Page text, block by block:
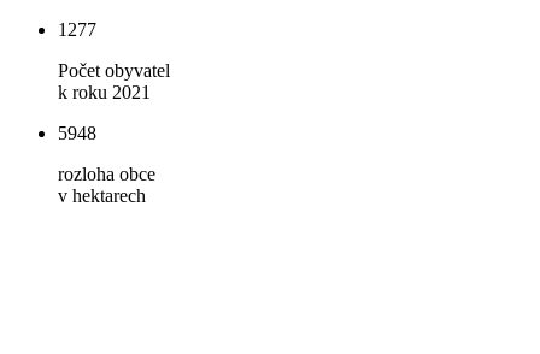
1277
Počet obyvatel
k roku 2021
5948
rozloha obce
v hektarech